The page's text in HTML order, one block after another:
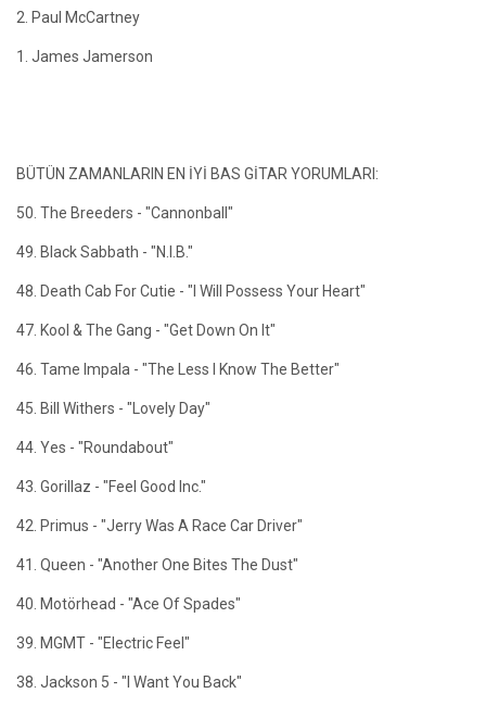
2. Paul McCartney
1. James Jamerson
BÜTÜN ZAMANLARIN EN İYİ BAS GİTAR YORUMLARI:
50. The Breeders - "Cannonball"
49. Black Sabbath - "N.I.B."
48. Death Cab For Cutie - "I Will Possess Your Heart"
47. Kool & The Gang - "Get Down On It"
46. Tame Impala - "The Less I Know The Better"
45. Bill Withers - "Lovely Day"
44. Yes - "Roundabout"
43. Gorillaz - "Feel Good Inc."
42. Primus - "Jerry Was A Race Car Driver"
41. Queen - "Another One Bites The Dust"
40. Motörhead - "Ace Of Spades"
39. MGMT - "Electric Feel"
38. Jackson 5 - "I Want You Back"